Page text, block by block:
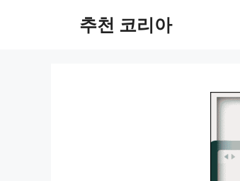
추천 코리아